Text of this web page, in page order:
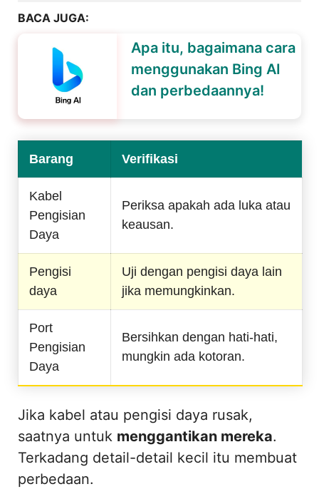
BACA JUGA:
Apa itu, bagaimana cara
menggunakan Bing AI
dan perbedaannya!
Barang Verifikasi
Kabel
Pengisian
Daya
Periksa apakah ada luka atau
keausan.
Pengisi
daya
Uji dengan pengisi daya lain
jika memungkinkan.
Port
Pengisian
Daya
Bersihkan dengan hati-hati,
mungkin ada kotoran.
Jika kabel atau pengisi daya rusak,
saatnya untuk menggantikan mereka.
Terkadang detail-detail kecil itu membuat
perbedaan.